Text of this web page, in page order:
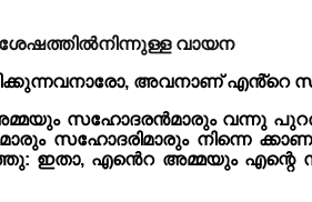
വായന
അവനാണ്
സഹോദരൻമാരും വന്നു
സഹോദരിമാരും നിന്നെ
ഇതാ, എൻെറ അമ്മയും എന്റെ